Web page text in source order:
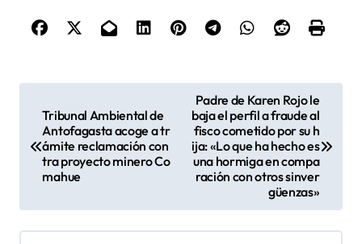
a
Tribunal Ambiental de
Antofagasta acoge a tr
ámite reclamación con
tra proyecto minero Co
mahue
Padre de Karen Rojo le
baja el perfil a fraude al
fisco cometido por su h
ija: «Lo que ha hecho es
una hormiga en compa
ración con otros sinver
güenzas»